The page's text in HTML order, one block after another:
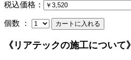
税込価格：
個数 ：
《リアテックの施工について》